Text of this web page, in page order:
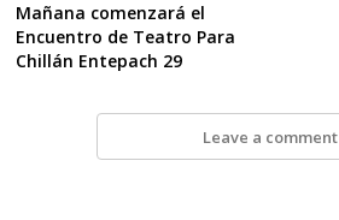
Mañana comenzará el
Encuentro de Teatro Para
Chillán Entepach 29
Leave a comment